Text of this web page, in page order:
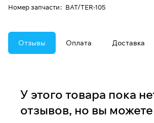
Номер запчасти: BAT/TER-105
Отзывы Оплата Доставка
У этого товара пока
отзывов, но вы